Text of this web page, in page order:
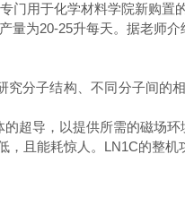
用于化学材料学院新购置
为20-25升每天。据老师
究分子结构、不同分子间的
导，以提供所需的磁场
且能耗惊人。LN1C的整